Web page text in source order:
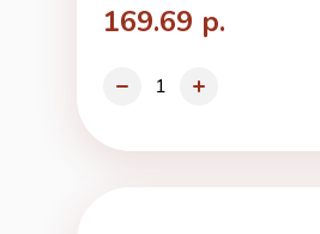
169.69 р.